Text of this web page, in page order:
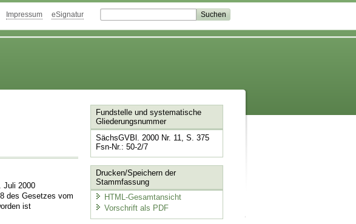
Impressum eSignatur
Juli 2000
des Gesetzes vom
ist
Fundstelle und systematische
Gliederungsnummer
SächsGVBl. 2000 Nr. 11, S. 375
Fsn-Nr.: 50-2/7
Drucken/Speichern der
Stammfassung
HTML-Gesamtansicht
Vorschrift als PDF